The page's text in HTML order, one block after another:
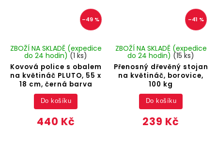
–49 %
Kovová police s obalem
na květináč PLUTO, 55 x
18 cm, černá barva
ZBOŽÍ NA SKLADĚ (expedice
do 24 hodin)(1 ks)
440 Kč
Do košíku
–41 %
Přenosný dřevěný stojan
na květináč, borovice,
100 kg
ZBOŽÍ NA SKLADĚ (expedice
do 24 hodin) (15 ks)
239 Kč
Do košíku